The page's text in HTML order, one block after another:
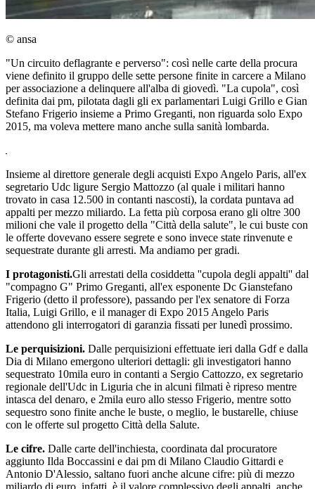
© ansa
"Un circuito deflagrante e perverso": così nelle carte della procura
viene definito il gruppo delle sette persone finite in carcere a Milano
per associazione a delinquere all'alba di giovedì. "La cupola", così
definita dai pm, pilotata dagli gli ex parlamentari Luigi Grillo e Gian
Stefano Frigerio insieme a Primo Greganti, non riguarda solo Expo
2015, ma voleva mettere mano anche sulla sanità lombarda.
Insieme al direttore generale degli acquisti Expo Angelo Paris, all'ex
segretario Udc ligure Sergio Mattozzo (al quale i militari hanno
trovato in casa 12.500 in contanti nascosti), la cordata puntava ad
appalti per mezzo miliardo. La fetta più corposa erano gli oltre 300
milioni che vale il progetto della "Città della salute", le cui buste con
le offerte dovevano essere segrete e sono invece state rinvenute e
sequestrate durante gli arresti. Ma andiamo per gradi.
I protagonisti.Gli arrestati della cosiddetta ''cupola degli appalti'' dal
"compagno G" Primo Greganti, all'ex esponente Dc Gianstefano
Frigerio (detto il professore), passando per l'ex senatore di Forza
Italia, Luigi Grillo, e il manager di Expo 2015 Angelo Paris
attendono gli interrogatori di garanzia fissati per lunedì prossimo.
Le perquisizioni. Dalle perquisizioni effettuate ieri dalla Gdf e dalla
Dia di Milano emergono ulteriori dettagli: gli investigatori hanno
sequestrato 10mila euro in contanti a Sergio Cattozzo, ex segretario
regionale dell'Udc in Liguria che in alcuni filmati è ripreso mentre
intasca del denaro, e 2mila euro allo stesso Frigerio, mentre sotto
sequestro sono finite anche le buste, o meglio, le bustarelle, chiuse
con le offerte sul progetto Città della Salute.
Le cifre. Dalle carte dell'inchiesta, coordinata dal procuratore
aggiunto Ilda Boccassini e dai pm di Milano Claudio Gittardi e
Antonio D'Alessio, saltano fuori anche alcune cifre: più di mezzo